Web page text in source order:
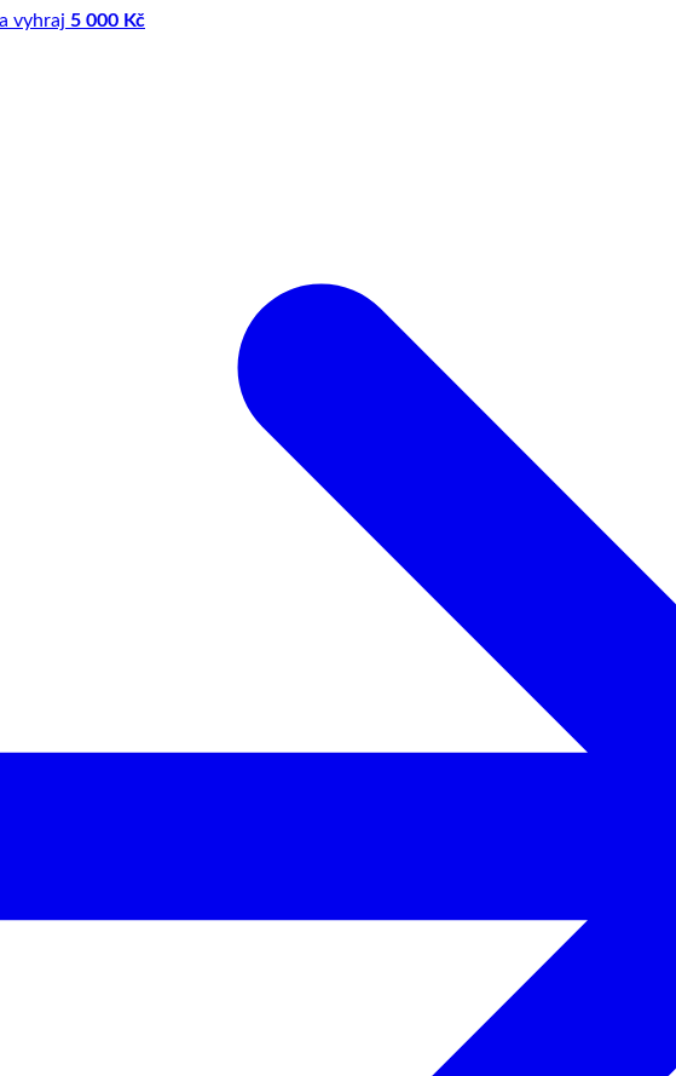
vyhraj 5 000 Kč